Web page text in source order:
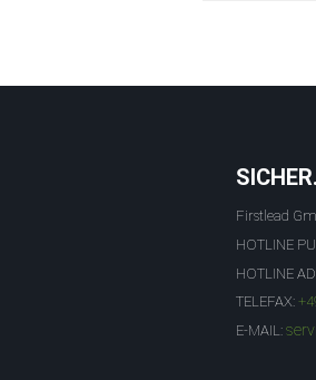
Firstlead
HOTLINE
HOTLINE
TELEFAX:
E-MAIL: